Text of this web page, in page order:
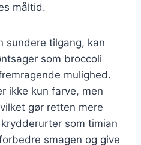
måltid.
sundere tilgang, kan
som broccoli
mulighed.
ikke kun farve, men
gør retten mere
som timian
smagen og give